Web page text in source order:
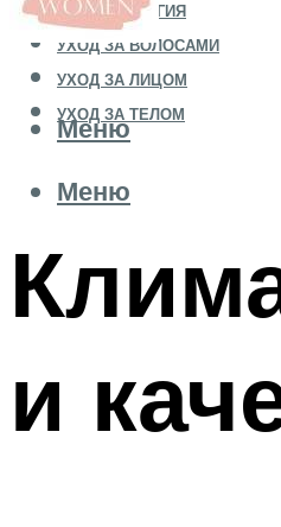
КОСМЕТОЛОГИЯ
УХОД ЗА ВОЛОСАМИ
УХОД ЗА ЛИЦОМ
УХОД ЗА ТЕЛОМ
Меню
Меню
и